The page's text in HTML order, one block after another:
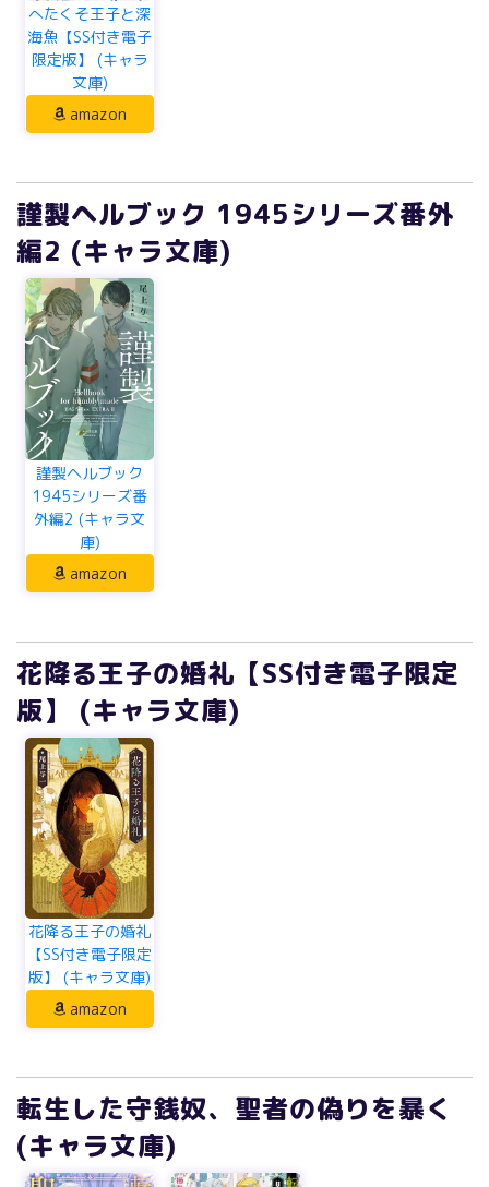
へたくそ王子と深
海魚【SS付き電子
限定版】 (キャラ
文庫)
amazon
謹製ヘルブック 1945シリーズ番外
編2 (キャラ文庫)
謹製ヘルブック
1945シリーズ番
外編2 (キャラ文
庫)
amazon
花降る王子の婚礼【SS付き電子限定
版】 (キャラ文庫)
花降る王子の婚礼
【SS付き電子限定
版】 (キャラ文庫)
amazon
転生した守銭奴、聖者の偽りを暴く
(キャラ文庫)